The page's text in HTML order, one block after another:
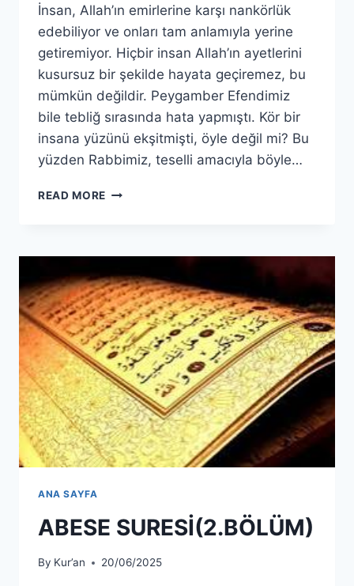
İnsan, Allah’ın emirlerine karşı nankörlük
edebiliyor ve onları tam anlamıyla yerine
getiremiyor. Hiçbir insan Allah’ın ayetlerini
kusursuz bir şekilde hayata geçiremez, bu
mümkün değildir. Peygamber Efendimiz
bile tebliğ sırasında hata yapmıştı. Kör bir
insana yüzünü ekşitmişti, öyle değil mi? Bu
yüzden Rabbimiz, teselli amacıyla böyle…
READ MORE ABESE
ANA SAYFA
ABESE SURESİ(2.BÖLÜM)
By Kur’an 20/06/2025